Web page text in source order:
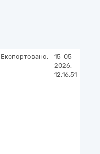
Експортовано:
15-05-
2026,
12:16:51